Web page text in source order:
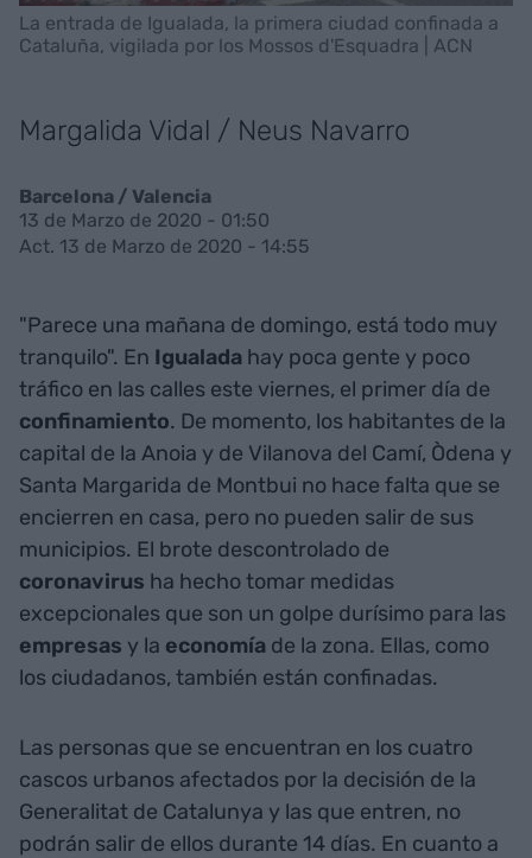
La entrada de Igualada, la primera ciudad confinada a
Cataluña, vigilada por los Mossos d'Esquadra | ACN
Margalida Vidal / Neus Navarro
Barcelona / Valencia
13 de Marzo de 2020 - 01:50
Act. 13 de Marzo de 2020 - 14:55
"Parece una mañana de domingo, está todo muy
tranquilo". En Igualada hay poca gente y poco
tráfico en las calles este viernes, el primer día de
confinamiento. De momento, los habitantes de la
capital de la Anoia y de Vilanova del Camí, Òdena y
Santa Margarida de Montbui no hace falta que se
encierren en casa, pero no pueden salir de sus
municipios. El brote descontrolado de
coronavirus ha hecho tomar medidas
excepcionales que son un golpe durísimo para las
empresas y la economía de la zona. Ellas, como
los ciudadanos, también están confinadas.
Las personas que se encuentran en los cuatro
cascos urbanos afectados por la decisión de la
Generalitat de Catalunya y las que entren, no
podrán salir de ellos durante 14 días. En cuanto a